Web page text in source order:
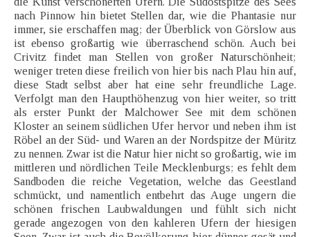
nach Pinnow hin bietet Stellen dar, wie die Phantasie nur
immer, sie erschaffen mag; der Überblick von Görslow aus
ist ebenso großartig wie überraschend schön. Auch bei
Crivitz findet man Stellen von großer Naturschönheit;
weniger treten diese freilich von hier bis nach Plau hin auf,
diese Stadt selbst aber hat eine sehr freundliche Lage.
Verfolgt man den Haupthöhenzug von hier weiter, so tritt
als erster Punkt der Malchower See mit dem schönen
Kloster an seinem südlichen Ufer hervor und neben ihm ist
Röbel an der Süd- und Waren an der Nordspitze der Müritz
zu nennen. Zwar ist die Natur hier nicht so großartig, wie im
mittleren und nördlichen Teile Mecklenburgs; es fehlt dem
Sandboden die reiche Vegetation, welche das Geestland
schmückt, und namentlich entbehrt das Auge ungern die
schönen frischen Laubwaldungen und fühlt sich nicht
gerade angezogen von den kahleren Ufern der hiesigen